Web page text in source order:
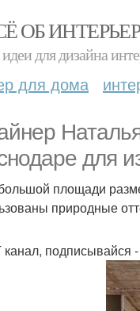
ОБ
для дизайна
для дома
для
площади
природные
подписывайся